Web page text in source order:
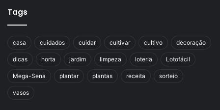
Tags
casa cuidados cuidar cultivar cultivo decoração
dicas horta jardim limpeza loteria Lotofácil
Mega-Sena plantar plantas receita sorteio
vasos